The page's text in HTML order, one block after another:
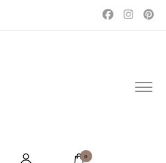
…
0